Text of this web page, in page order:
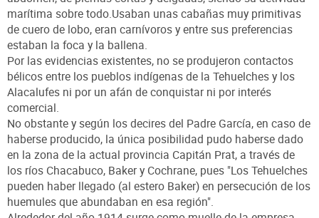
marítima sobre todo.Usaban unas cabañas muy primitivas
de cuero de lobo, eran carnívoros y entre sus preferencias
estaban la foca y la ballena.
Por las evidencias existentes, no se produjeron contactos
bélicos entre los pueblos indígenas de la Tehuelches y los
Alacalufes ni por un afán de conquistar ni por interés
comercial.
No obstante y según los decires del Padre García, en caso de
haberse producido, la única posibilidad pudo haberse dado
en la zona de la actual provincia Capitán Prat, a través de
los ríos Chacabuco, Baker y Cochrane, pues "Los Tehuelches
pueden haber llegado (al estero Baker) en persecución de los
huemules que abundaban en esa región".